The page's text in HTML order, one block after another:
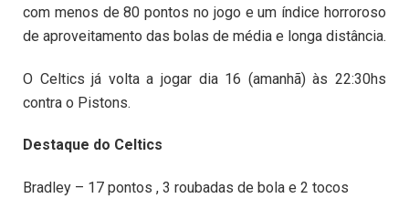
com menos de 80 pontos no jogo e um índice horroroso
de aproveitamento das bolas de média e longa distância.
O Celtics já volta a jogar dia 16 (amanhã) às 22:30hs
contra o Pistons.
Destaque do Celtics
Bradley – 17 pontos , 3 roubadas de bola e 2 tocos